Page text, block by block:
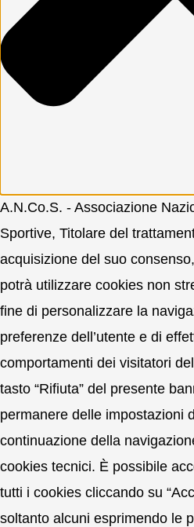
A.N.Co.S. - Associazione
Sportive, Titolare del
acquisizione del suo
potrà utilizzare cookies non
fine di personalizzare la
preferenze dell’utente e di
comportamenti dei visitatori
tasto “Rifiuta” del presente
permanere delle impostazioni
continuazione della
cookies tecnici. È possibile
tutti i cookies cliccando su
soltanto alcuni esprimendo le